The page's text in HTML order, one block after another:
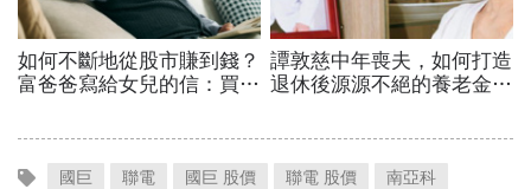
國巨 聯電 國巨 股價 聯電 股價
南亞科